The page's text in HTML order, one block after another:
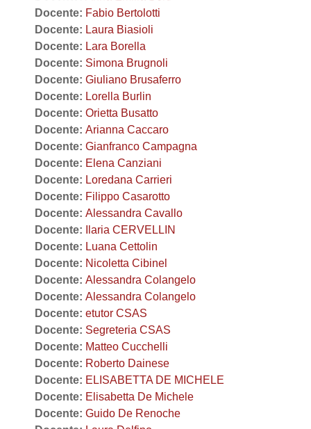
Docente: Fabio Bertolotti
Docente: Laura Biasioli
Docente: Lara Borella
Docente: Simona Brugnoli
Docente: Giuliano Brusaferro
Docente: Lorella Burlin
Docente: Orietta Busatto
Docente: Arianna Caccaro
Docente: Gianfranco Campagna
Docente: Elena Canziani
Docente: Loredana Carrieri
Docente: Filippo Casarotto
Docente: Alessandra Cavallo
Docente:
Ilaria CERVELLIN
Docente: Luana Cettolin
Docente: Nicoletta Cibinel
Docente: Alessandra Colangelo
Docente: Alessandra Colangelo
Docente: etutor CSAS
Docente: Segreteria CSAS
Docente: Matteo Cucchelli
Docente: Roberto Dainese
Docente: ELISABETTA DE MICHELE
Docente: Elisabetta De Michele
Docente: Guido De Renoche